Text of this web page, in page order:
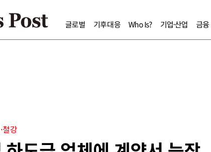
글로벌 기후대응 Who Is? 기업·산업 금융
철강